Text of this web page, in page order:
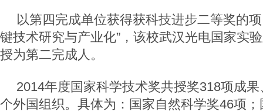
以第四完成单位获得获科技进步二等奖的
键技术研究与产业化”，该校武汉光电国家实
授为第二完成人。
2014年度国家科学技术奖共授奖318项成
个外国组织。具体为：国家自然科学奖46项